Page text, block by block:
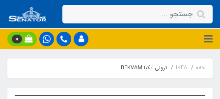
0
خانه IKEA ترولی ایکیا BEKVAM